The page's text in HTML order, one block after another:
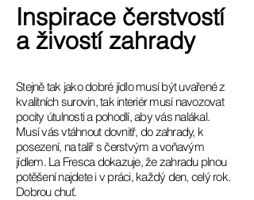
Inspirace čerstvostí
a živostí zahrady
Stejně tak jako dobré jídlo musí být uvařené z
kvalitních surovin, tak interiér musí navozovat
pocity útulnosti a pohodlí, aby vás nalákal.
Musí vás vtáhnout dovnitř, do zahrady, k
posezení, na talíř s čerstvým a voňavým
jídlem. La Fresca dokazuje, že zahradu plnou
potěšení najdete i v práci, každý den, celý rok.
Dobrou chuť.